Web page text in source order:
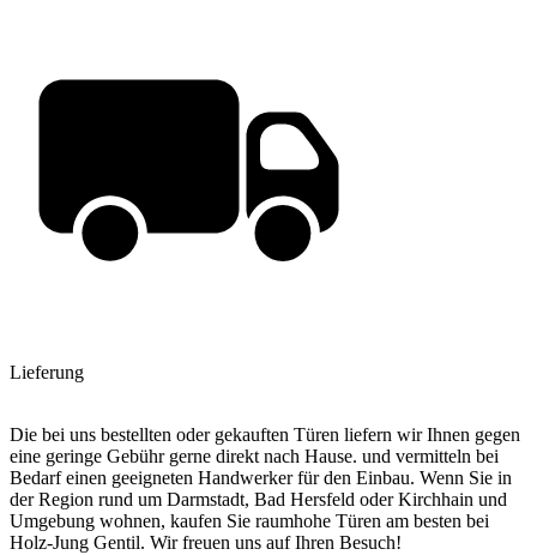
Lieferung
Die bei uns bestellten oder gekauften Türen liefern wir Ihnen gegen
eine geringe Gebühr gerne direkt nach Hause. und vermitteln bei
Bedarf einen geeigneten Handwerker für den Einbau. Wenn Sie in
der Region rund um Darmstadt, Bad Hersfeld oder Kirchhain und
Umgebung wohnen, kaufen Sie raumhohe Türen am besten bei
Holz-Jung Gentil. Wir freuen uns auf Ihren Besuch!